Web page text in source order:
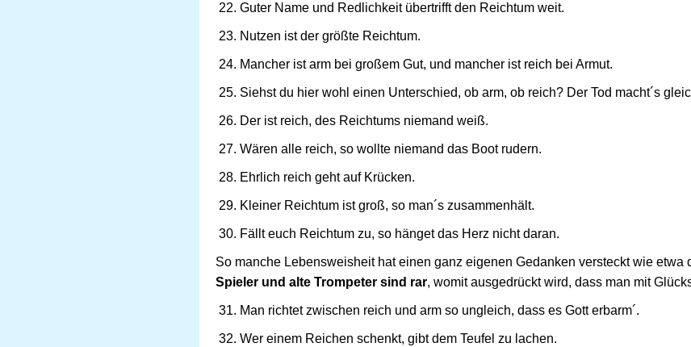
Guter Name und Redlichkeit übertrifft den Reichtum weit.
Nutzen ist der größte Reichtum.
Mancher ist arm bei großem Gut, und mancher ist reich bei Armut.
Siehst du hier wohl einen Unterschied, ob arm, ob reich? Der Tod macht´s
Der ist reich, des Reichtums niemand weiß.
Wären alle reich, so wollte niemand das Boot rudern.
Ehrlich reich geht auf Krücken.
Kleiner Reichtum ist groß, so man´s zusammenhält.
Fällt euch Reichtum zu, so hänget das Herz nicht daran.
So manche Lebensweisheit hat einen ganz eigenen Gedanken versteckt wie etwa
Spieler und alte Trompeter sind rar, womit ausgedrückt wird, dass man mit
Man richtet zwischen reich und arm so ungleich, dass es Gott erbarm´.
Wer einem Reichen schenkt, gibt dem Teufel zu lachen.